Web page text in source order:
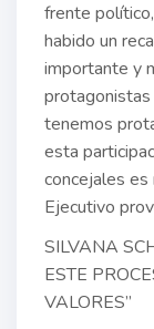
frente
habido un
importante y
protagonistas
tenemos
esta
concejales es
Ejecutivo
SILVANA
ESTE
VALORES”